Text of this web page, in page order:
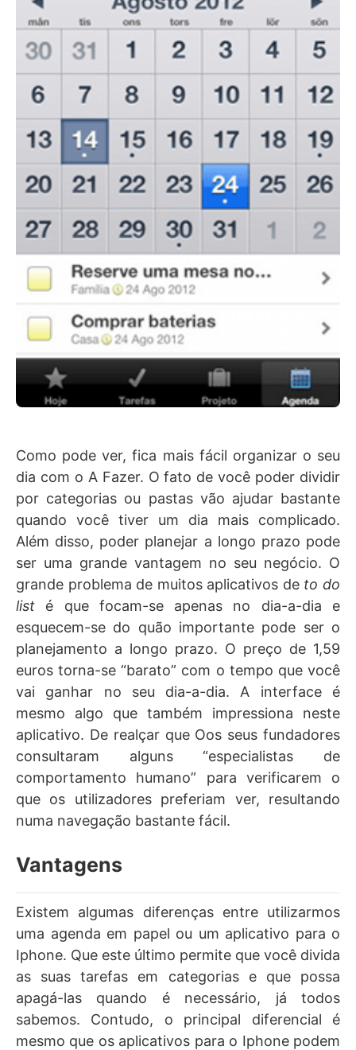
Como pode ver, fica mais fácil organizar o seu
dia com o A Fazer. O fato de você poder dividir
por categorias ou pastas vão ajudar bastante
quando você tiver um dia mais complicado.
Além disso, poder planejar a longo prazo pode
ser uma grande vantagem no seu negócio. O
grande problema de muitos aplicativos de to do
list é que focam-se apenas no dia-a-dia e
esquecem-se do quão importante pode ser o
planejamento a longo prazo. O preço de 1,59
euros torna-se “barato” com o tempo que você
vai ganhar no seu dia-a-dia. A interface é
mesmo algo que também impressiona neste
aplicativo. De realçar que Oos seus fundadores
consultaram alguns “especialistas de
comportamento humano” para verificarem o
que os utilizadores preferiam ver, resultando
numa navegação bastante fácil.
Vantagens
Existem algumas diferenças entre utilizarmos
uma agenda em papel ou um aplicativo para o
Iphone. Que este último permite que você divida
as suas tarefas em categorias e que possa
apagá-las quando é necessário, já todos
sabemos. Contudo, o principal diferencial é
mesmo que os aplicativos para o Iphone podem